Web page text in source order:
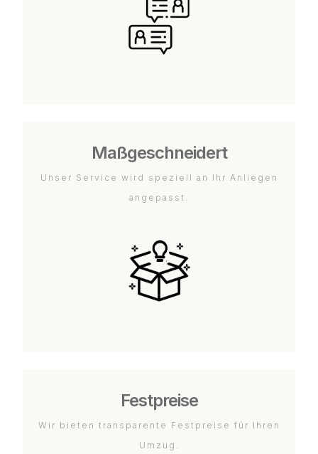
Maßgeschneidert
Unser Service wird speziell an Ihr Anliegen
angepasst.
Festpreise
Wir bieten transparente Festpreise für Ihren
Umzug.